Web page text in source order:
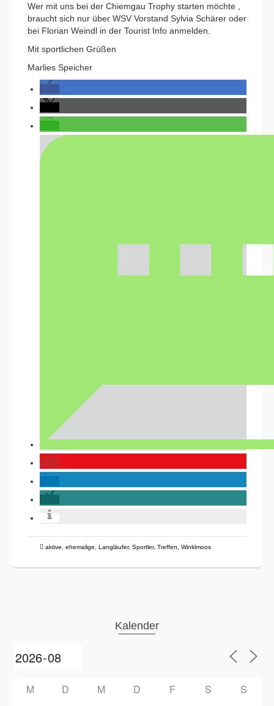
Wer mit uns bei der Chiemgau Trophy starten möchte ,
braucht sich nur über WSV Vorstand Sylvia Schärer oder
bei Florian Weindl in der Tourist Info anmelden.
Mit sportlichen Grüßen
Marlies Speicher
aktive ehemalige Langläufer, Sportler, Treffen Winklmoos
Kalender
M D M D F S S